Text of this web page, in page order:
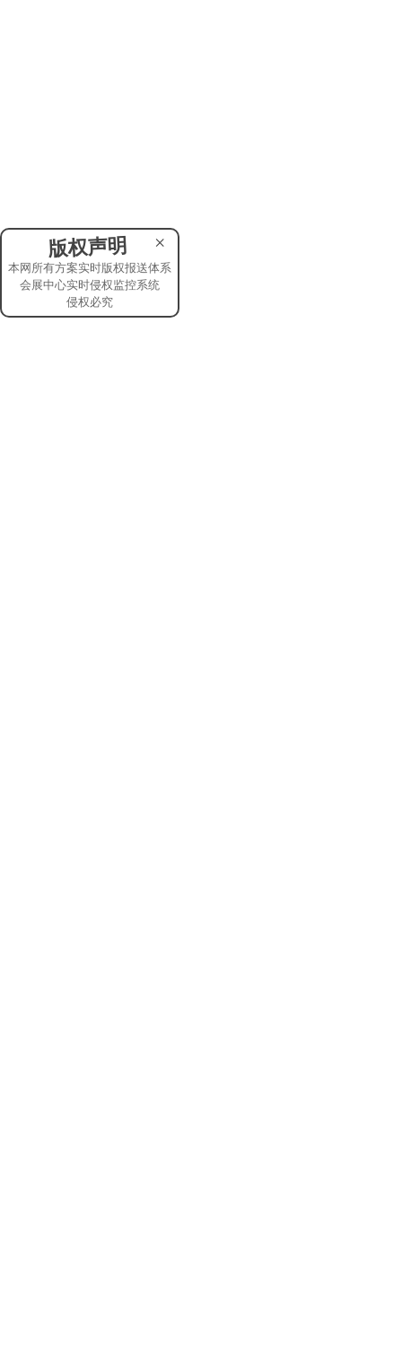
本网所有方案实时版权报送体系
会展中心实时侵权监控系统
侵权必究
版权声明 ×